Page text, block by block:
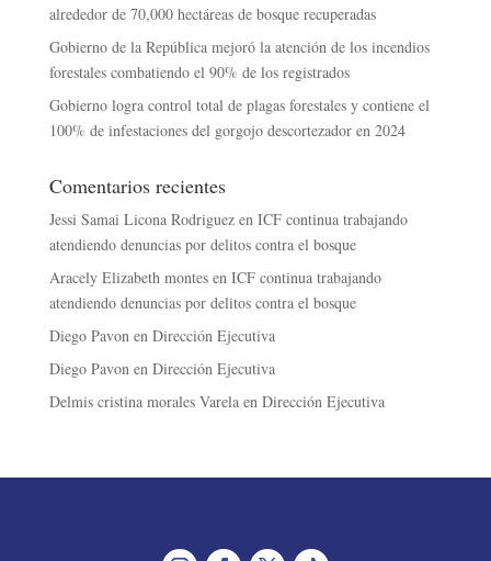
alrededor de 70,000 hectáreas de bosque recuperadas
Gobierno de la República mejoró la atención de los incendios
forestales combatiendo el 90% de los registrados
Gobierno logra control total de plagas forestales y contiene el
100% de infestaciones del gorgojo descortezador en 2024
Comentarios recientes
Jessi Samai Licona Rodriguezen ICF continua trabajando
atendiendo denuncias por delitos contra el bosque
Aracely Elizabeth montesen ICF continua trabajando
atendiendo denuncias por delitos contra el bosque
Diego Pavon en Dirección Ejecutiva
Diego Pavon en Dirección Ejecutiva
Delmis cristina morales Varelaen Dirección Ejecutiva